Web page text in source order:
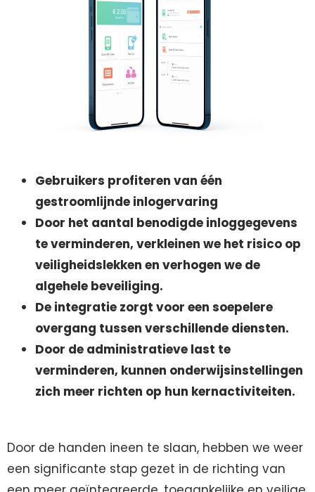
Gebruikers profiteren van één
gestroomlijnde inlogervaring
Door het aantal benodigde inloggegevens
te verminderen, verkleinen we het risico op
veiligheidslekken en verhogen we de
algehele beveiliging.
De integratie zorgt voor een soepelere
overgang tussen verschillende diensten.
Door de administratieve last te
verminderen, kunnen onderwijsinstellingen
zich meer richten op hun kernactiviteiten.
Door de handen ineen te slaan, hebben we weer
een significante stap gezet in de richting van